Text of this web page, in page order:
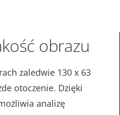
obrazu
zaledwie 130 x 63
otoczenie. Dzięki
analizę